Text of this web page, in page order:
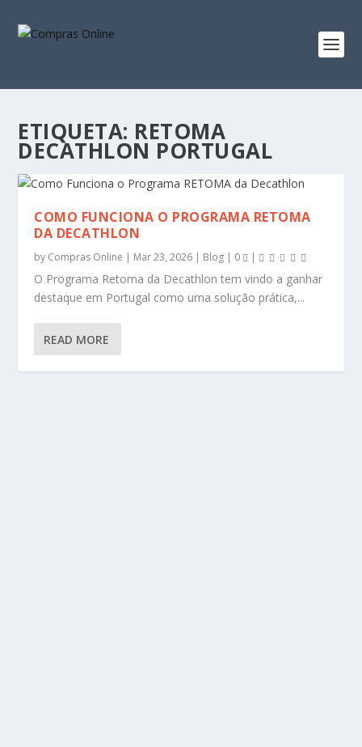
ETIQUETA: RETOMA
DECATHLON PORTUGAL
COMO FUNCIONA O PROGRAMA RETOMA
DA DECATHLON
by Compras Online | Mar 23, 2026 | Blog | 0 |
O Programa Retoma da Decathlon tem vindo a ganhar
destaque em Portugal como uma solução prática,...
READ MORE